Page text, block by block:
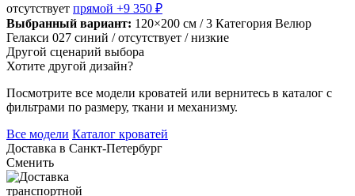
отсутствует прямой +9 350 ₽
Выбранный вариант: 120×200 см / 3 Категория Велюр
Гелакси 027 синий / отсутствует / низкие
Другой сценарий выбора
Хотите другой дизайн?
Посмотрите все модели кроватей или вернитесь в каталог с
фильтрами по размеру, ткани и механизму.
Все модели Каталог кроватей
Доставка в Санкт-Петербург
Сменить